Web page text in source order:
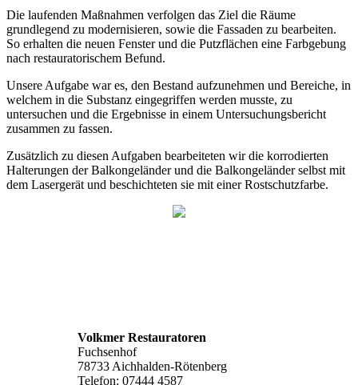
Die laufenden Maßnahmen verfolgen das Ziel die Räume
grundlegend zu modernisieren, sowie die Fassaden zu bearbeiten.
So erhalten die neuen Fenster und die Putzflächen eine Farbgebung
nach restauratorischem Befund.
Unsere Aufgabe war es, den Bestand aufzunehmen und Bereiche, in
welchem in die Substanz eingegriffen werden musste, zu
untersuchen und die Ergebnisse in einem Untersuchungsbericht
zusammen zu fassen.
Zusätzlich zu diesen Aufgaben bearbeiteten wir die korrodierten
Halterungen der Balkongeländer und die Balkongeländer selbst mit
dem Lasergerät und beschichteten sie mit einer Rostschutzfarbe.
Volkmer Restauratoren
Fuchsenhof
78733 Aichhalden-Rötenberg
Telefon: 07444 4587